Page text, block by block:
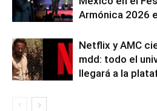
Armónica 2026
Netflix y AMC
mdd: todo el
llegará a la